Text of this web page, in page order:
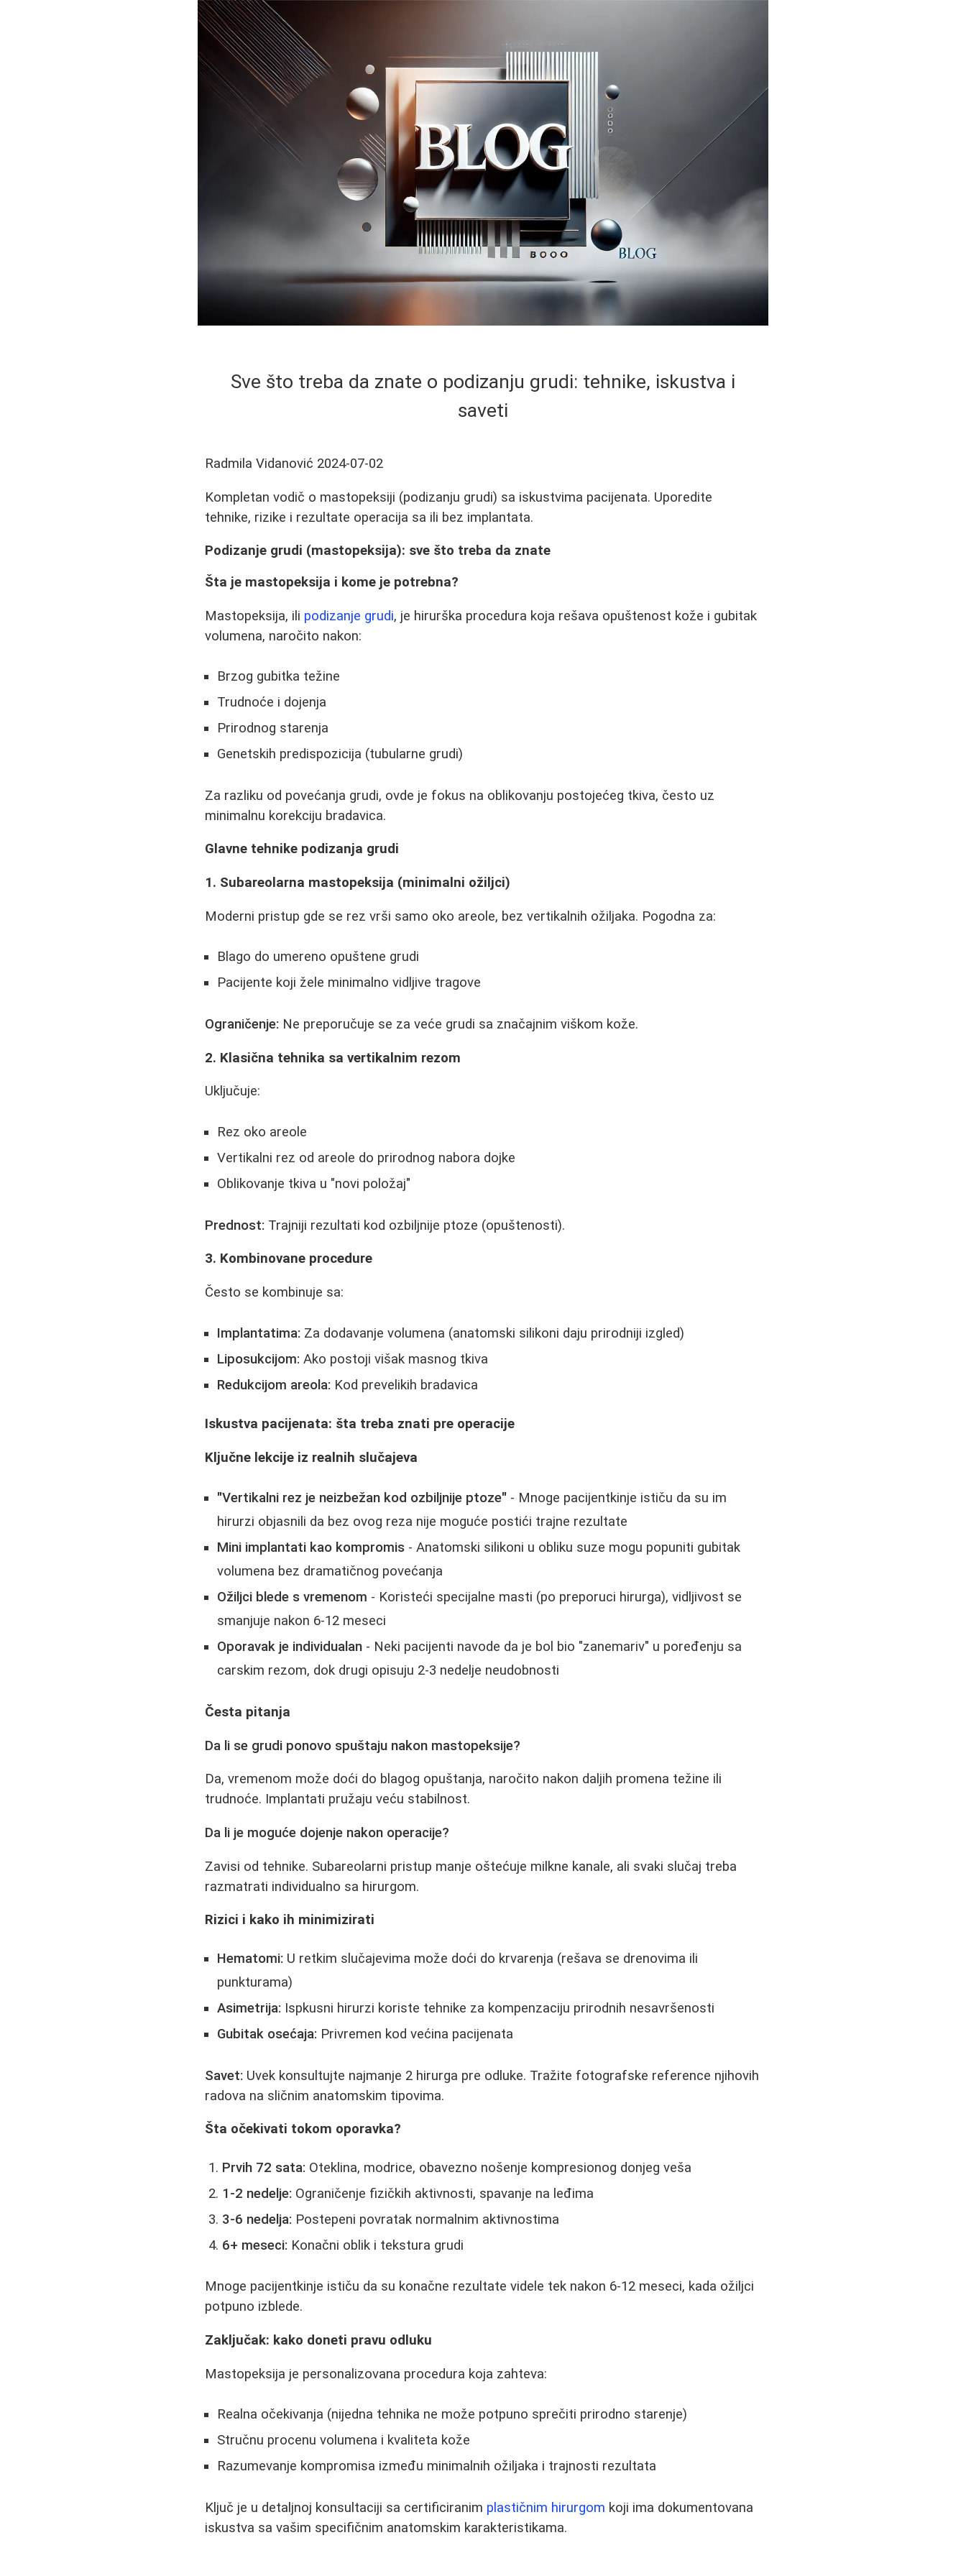
Sve što treba da znate o podizanju grudi: tehnike, iskustva i
saveti
Radmila Vidanović 2024-07-02
Kompletan vodič o mastopeksiji (podizanju grudi) sa iskustvima pacijenata. Uporedite
tehnike, rizike i rezultate operacija sa ili bez implantata.
Podizanje grudi (mastopeksija): sve što treba da znate
Šta je mastopeksija i kome je potrebna?
Mastopeksija, ili podizanje grudi, je hirurška procedura koja rešava opuštenost kože i gubitak
volumena, naročito nakon:
Brzog gubitka težine
Trudnoće i dojenja
Prirodnog starenja
Genetskih predispozicija (tubularne grudi)
Za razliku od povećanja grudi, ovde je fokus na oblikovanju postojećeg tkiva, često uz
minimalnu korekciju bradavica.
Glavne tehnike podizanja grudi
1. Subareolarna mastopeksija (minimalni ožiljci)
Moderni pristup gde se rez vrši samo oko areole, bez vertikalnih ožiljaka. Pogodna za:
Blago do umereno opuštene grudi
Pacijente koji žele minimalno vidljive tragove
Ograničenje: Ne preporučuje se za veće grudi sa značajnim viškom kože.
2. Klasična tehnika sa vertikalnim rezom
Uključuje:
Rez oko areole
Vertikalni rez od areole do prirodnog nabora dojke
Oblikovanje tkiva u "novi položaj"
Prednost: Trajniji rezultati kod ozbiljnije ptoze (opuštenosti).
3. Kombinovane procedure
Često se kombinuje sa:
Implantatima: Za dodavanje volumena (anatomski silikoni daju prirodniji izgled)
Liposukcijom: Ako postoji višak masnog tkiva
Redukcijom areola: Kod prevelikih bradavica
Iskustva pacijenata: šta treba znati pre operacije
Ključne lekcije iz realnih slučajeva
"Vertikalni rez je neizbežan kod ozbiljnije ptoze" - Mnoge pacijentkinje ističu da su im
hirurzi objasnili da bez ovog reza nije moguće postići trajne rezultate
Mini implantati kao kompromis - Anatomski silikoni u obliku suze mogu popuniti gubitak
volumena bez dramatičnog povećanja
Ožiljci blede s vremenom - Koristeći specijalne masti (po preporuci hirurga), vidljivost se
smanjuje nakon 6-12 meseci
Oporavak je individualan - Neki pacijenti navode da je bol bio "zanemariv" u poređenju sa
carskim rezom, dok drugi opisuju 2-3 nedelje neudobnosti
Česta pitanja
Da li se grudi ponovo spuštaju nakon mastopeksije?
Da, vremenom može doći do blagog opuštanja, naročito nakon daljih promena težine ili
trudnoće. Implantati pružaju veću stabilnost.
Da li je moguće dojenje nakon operacije?
Zavisi od tehnike. Subareolarni pristup manje oštećuje milkne kanale, ali svaki slučaj treba
razmatrati individualno sa hirurgom.
Rizici i kako ih minimizirati
Hematomi: U retkim slučajevima može doći do krvarenja (rešava se drenovima ili
punkturama)
Asimetrija: Ispkusni hirurzi koriste tehnike za kompenzaciju prirodnih nesavršenosti
Gubitak osećaja: Privremen kod većina pacijenata
Savet: Uvek konsultujte najmanje 2 hirurga pre odluke. Tražite fotografske reference njihovih
radova na sličnim anatomskim tipovima.
Šta očekivati tokom oporavka?
Prvih 72 sata: Oteklina, modrice, obavezno nošenje kompresionog donjeg veša
1-2 nedelje: Ograničenje fizičkih aktivnosti, spavanje na leđima
3-6 nedelja: Postepeni povratak normalnim aktivnostima
6+ meseci: Konačni oblik i tekstura grudi
Mnoge pacijentkinje ističu da su konačne rezultate videle tek nakon 6-12 meseci, kada ožiljci
potpuno izblede.
Zaključak: kako doneti pravu odluku
Mastopeksija je personalizovana procedura koja zahteva:
Realna očekivanja (nijedna tehnika ne može potpuno sprečiti prirodno starenje)
Stručnu procenu volumena i kvaliteta kože
Razumevanje kompromisa između minimalnih ožiljaka i trajnosti rezultata
Ključ je u detaljnoj konsultaciji sa certificiranim plastičnim hirurgom koji ima dokumentovana
iskustva sa vašim specifičnim anatomskim karakteristikama.